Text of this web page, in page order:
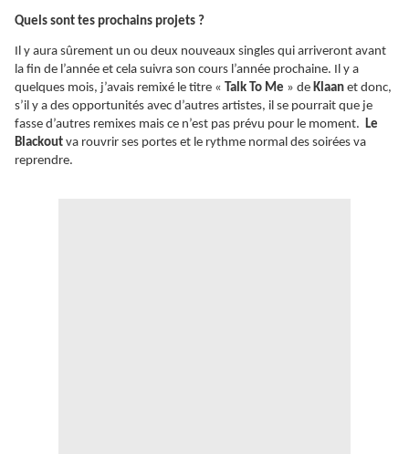
Quels sont tes prochains projets ?
Il y aura sûrement un ou deux nouveaux singles qui arriveront avant
la fin de l’année et cela suivra son cours l’année prochaine. Il y a
quelques mois, j’avais remixé le titre « Talk To Me » de Klaan et donc,
s’il y a des opportunités avec d’autres artistes, il se pourrait que je
fasse d’autres remixes mais ce n’est pas prévu pour le moment. Le
Blackout va rouvrir ses portes et le rythme normal des soirées va
reprendre.